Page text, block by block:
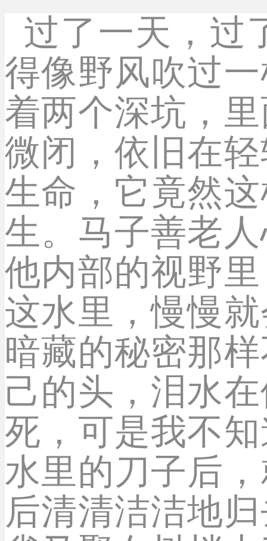
过了一天，过
得像野风吹过
着两个深坑，
微闭，依旧在
生命，它竟然
生。马子善老
他内部的视野
这水里，慢慢
暗藏的秘密那
己的头，泪水
死，可是我不
水里的刀子后
后清清洁洁地